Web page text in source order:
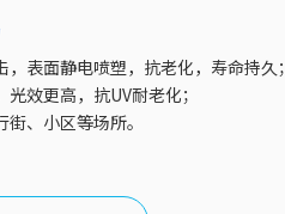
表面静电喷塑，抗老化，寿命持久；
效更高，抗UV耐老化；
、小区等场所。